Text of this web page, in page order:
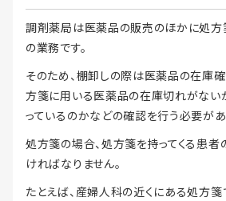
調剤薬局は医薬品の販売のほかに処方
の業務です。
そのため、棚卸しの際は医薬品の在庫
方箋に用いる医薬品の在庫切れがない
っているのかなどの確認を行う必要があ
処方箋の場合、処方箋を持ってくる患
ければなりません。
たとえば、産婦人科の近くにある処方